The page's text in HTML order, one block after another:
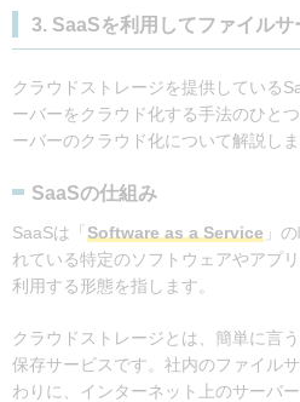
3. SaaSを利用してファイル
クラウドストレージを提供している
ーバーをクラウド化する手法のひと
ーバーのクラウド化について解説しま
SaaSの仕組み
SaaSは「 Software as a Service 」
れている特定のソフトウェアやアプ
利用する形態を指します。
クラウドストレージとは、簡単に言
保存サービスです。社内のファイル
わりに、インターネット上のサーバ